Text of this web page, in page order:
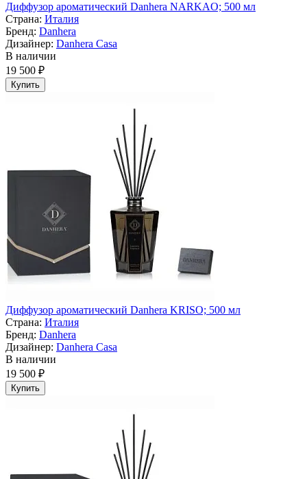
Диффузор ароматический Danhera NARKAO; 500 мл
Страна: Италия
Бренд: Danhera
Дизайнер: Danhera Casa
В наличии
19 500 ₽
Купить
Диффузор ароматический Danhera KRISO; 500 мл
Страна: Италия
Бренд: Danhera
Дизайнер: Danhera Casa
В наличии
19 500 ₽
Купить